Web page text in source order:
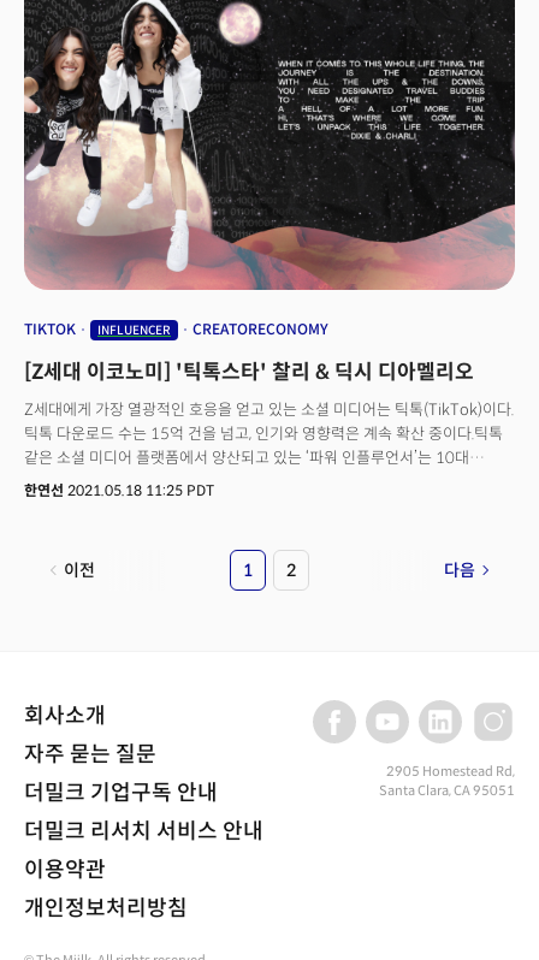
한글이름 의류, 한국의 아름다운 국화를 모티브로 한 패션라인까지 선보이고
있으며 현지인들의 많은 사랑을 받고 있다.
TIKTOK INFLUENCER CREATORECONOMY
[Z세대 이코노미] '틱톡스타' 찰리 & 딕시 디아멜리오
Z세대에게 가장 열광적인 호응을 얻고 있는 소셜 미디어는 틱톡(TikTok)이다.
틱톡 다운로드 수는 15억 건을 넘고, 인기와 영향력은 계속 확산 중이다.틱톡
같은 소셜 미디어 플랫폼에서 양산되고 있는 ‘파워 인플루언서’는 10대
팬들이 보기에 왠만한 유명인의 파워를 뛰어넘는다. 미국에서는 Z세대
상위 7인 인플루언서들은 2020년 한 해에만 100만 달러 이상을 벌어들였다.
1위를 차지만 애디슨 래 이스터링(Addison Rae Easterling)은 500만 달러,
한연선 2021.05.18 11:25 PDT
이전 1 2 다음
회사소개
자주 묻는 질문
더밀크 기업구독 안내
더밀크 리서치 서비스 안내
이용약관
개인정보처리방침
2905 Homestead Rd,
Santa Clara, CA 95051